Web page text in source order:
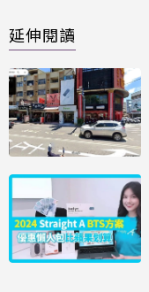
延伸閱讀